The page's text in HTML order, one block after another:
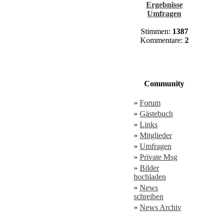
Ergebnisse
Umfragen
Stimmen: 1387
Kommentare: 2
Community
» Forum
» Gästebuch
» Links
» Mitglieder
» Umfragen
» Private Msg
» Bilder
hochladen
» News
schreiben
» News Archiv